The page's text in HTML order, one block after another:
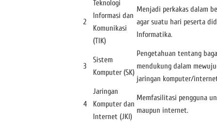
2
Teknologi
Informasi dan
Komunikasi
(TIK)
Menjadi perkakas dalam
agar suatu hari peserta
Informatika.
3
Sistem
Komputer (SK)
Pengetahuan tentang
mendukung dalam
jaringan komputer/
4
Jaringan
Komputer dan
Internet (JKI)
Memfasilitasi pengguna
maupun internet.